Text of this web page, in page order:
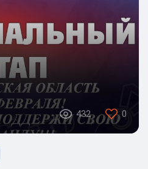
432 0